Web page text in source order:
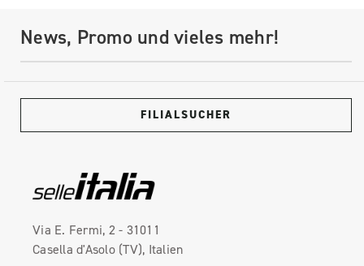
News, Promo und vieles mehr!
FILIALSUCHER
Via E. Fermi, 2 - 31011
Casella d'Asolo (TV), Italien